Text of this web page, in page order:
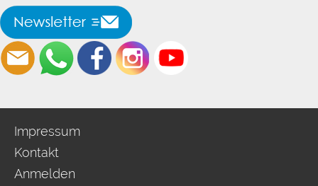
Impressum
Kontakt
Anmelden